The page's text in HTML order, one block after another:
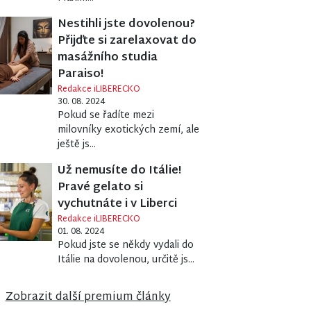
Nestihli jste dovolenou?
Přijďte si zarelaxovat do
masážního studia
Paraiso!
Redakce iLIBERECKO
30. 08. 2024
Pokud se řadíte mezi
milovníky exotických zemí, ale
ještě js...
Už nemusíte do Itálie!
Pravé gelato si
vychutnáte i v Liberci
Redakce iLIBERECKO
01. 08. 2024
Pokud jste se někdy vydali do
Itálie na dovolenou, určitě js...
Zobrazit další premium články